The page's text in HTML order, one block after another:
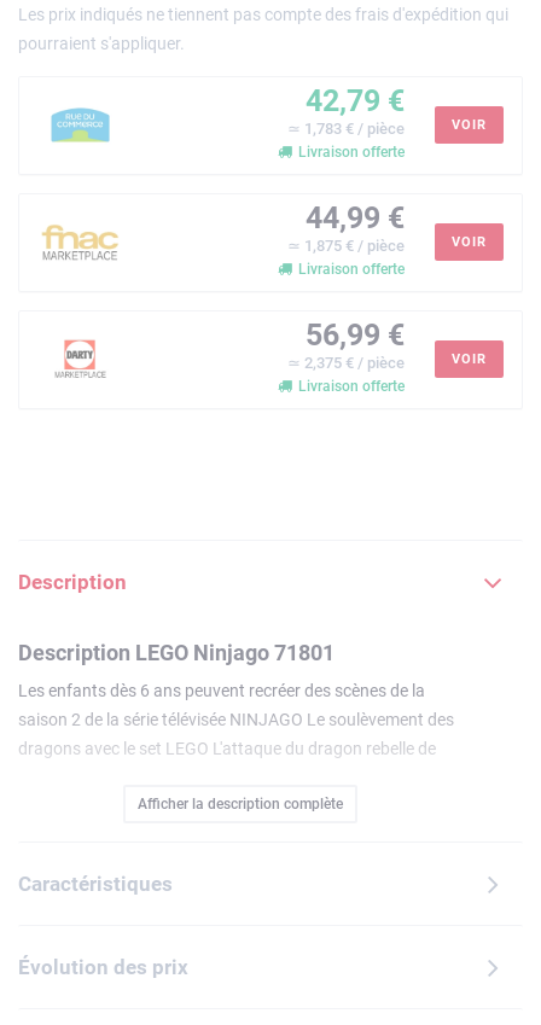
Les prix indiqués ne tiennent pas compte des frais d'expédition qui
pourraient s'appliquer.
42,79 €
≃ 1,783 € / pièce
Livraison offerte
VOIR
44,99 €
≃ 1,875 € / pièce
Livraison offerte
VOIR
56,99 €
≃ 2,375 € / pièce
Livraison offerte
VOIR
Description
Description LEGO Ninjago 71801
Les enfants dès 6 ans peuvent recréer des scènes de la
saison 2 de la série télévisée NINJAGO Le soulèvement des
dragons avec le set LEGO L'attaque du dragon rebelle de
dragon LEGO NINJAGO, puis appuyer sur la queue dorée du
peut s'envoler, et un Garde au masque de loup avec une
ces personnages LEGO NINJAGO afin de remporter
l'élément de pouvoir du dragon bleu qui se trouve dans la
Afficher la description complète
Caractéristiques
Évolution des prix